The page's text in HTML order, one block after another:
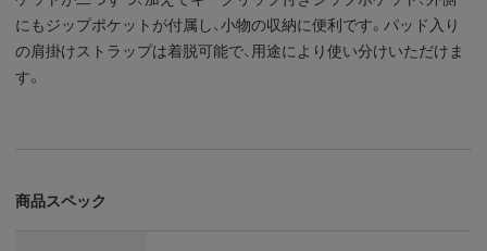
にもジップポケットが付属し、小物の収納に便利です。パッド入り
の肩掛けストラップは着脱可能で、用途により使い分けいただけま
す。
商品スペック